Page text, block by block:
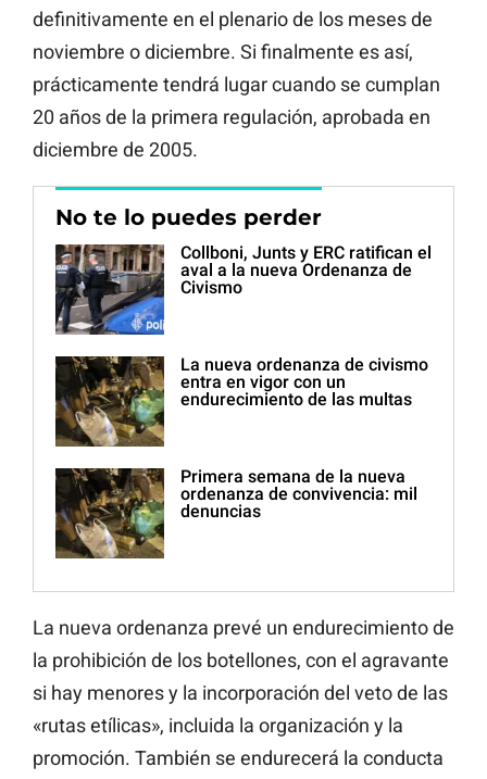
definitivamente en el plenario de los meses de
noviembre o diciembre. Si finalmente es así,
prácticamente tendrá lugar cuando se cumplan
20 años de la primera regulación, aprobada en
diciembre de 2005.
No te lo puedes perder
Collboni, Junts y ERC ratifican el
aval a la nueva Ordenanza de
Civismo
La nueva ordenanza de civismo
entra en vigor con un
endurecimiento de las multas
Primera semana de la nueva
ordenanza de convivencia: mil
denuncias
La nueva ordenanza prevé un endurecimiento de
la prohibición de los botellones, con el agravante
si hay menores y la incorporación del veto de las
«rutas etílicas», incluida la organización y la
promoción. También se endurecerá la conducta